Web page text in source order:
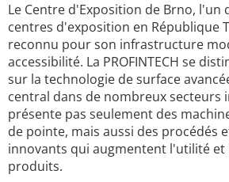
Le Centre d'Exposition de Brno, l'un
centres d'exposition en République
reconnu pour son infrastructure
accessibilité. La PROFINTECH se
sur la technologie de surface
central dans de nombreux secteurs
présente pas seulement des
de pointe, mais aussi des procédés
innovants qui augmentent l'utilité et
produits.